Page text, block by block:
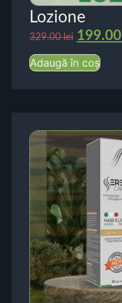
Lozione
329.00lei 199.00
Adaugă în coș